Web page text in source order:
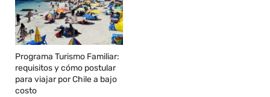
Programa Turismo Familiar:
requisitos y cómo postular
para viajar por Chile a bajo
costo